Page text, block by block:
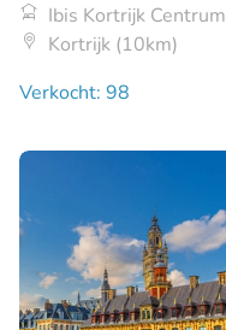
Ibis Kortrijk Centrum
Kortrijk (10km)
Verkocht: 98